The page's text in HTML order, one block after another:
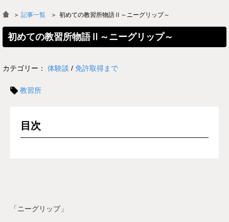
＞ 記事一覧 初めての教習所物語Ⅱ～ニーグリップ～
初めての教習所物語Ⅱ～ニーグリップ～
カテゴリー： 体験談 / 免許取得まで
教習所
目次
「ニーグリップ」